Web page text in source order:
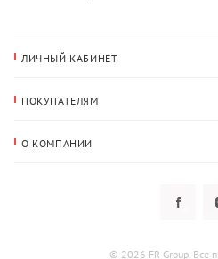
ЛИЧНЫЙ КАБИНЕТ
Адрес для доставки
ПОКУПАТЕЛЯМ
О КОМПАНИИ
Политика конфиденциальности
© 2026 FR Group. Все